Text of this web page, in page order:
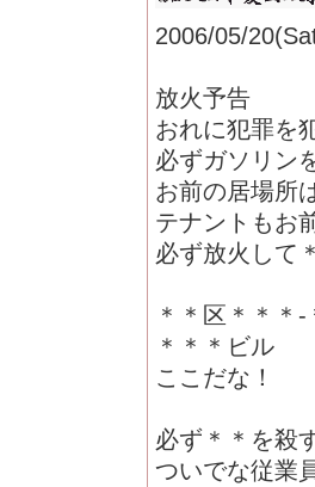
2006/05/
放火予告
おれに犯罪を
必ずガソリン
お前の居場所
テナントもお
必ず放火して
＊＊区＊＊＊-
＊＊＊ビル
ここだな！
必ず＊＊を殺
ついでな従業